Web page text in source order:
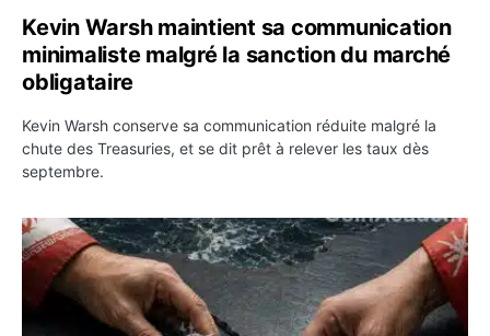
Kevin Warsh maintient sa communication
minimaliste malgré la sanction du marché
obligataire
Kevin Warsh conserve sa communication réduite malgré la
chute des Treasuries, et se dit prêt à relever les taux dès
septembre.
Ormuz : l’Iran annonce un accord avec Oman sur une